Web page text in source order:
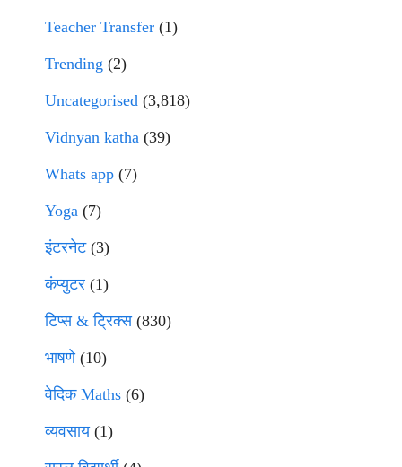
Teacher Transfer (1)
Trending (2)
Uncategorised (3,818)
Vidnyan katha (39)
Whats app (7)
Yoga (7)
इंटरनेट(3)
कंप्युटर (1)
टिप्स & ट्रिक्स(830)
भाषणे(10)
वेदिक Maths (6)
व्यवसाय(1)